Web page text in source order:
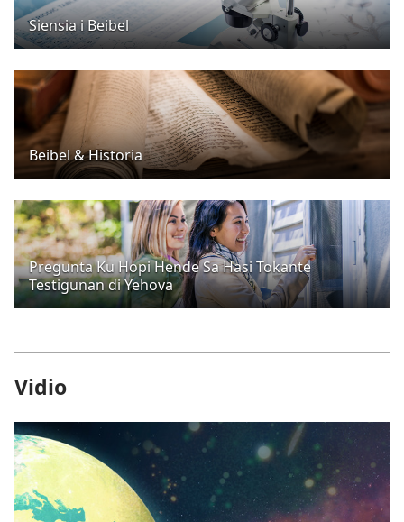
Siensia i Beibel
Beibel & Historia
Pregunta Ku Hopi Hende Sa Hasi Tokante
Testigunan di Yehova
Vidio